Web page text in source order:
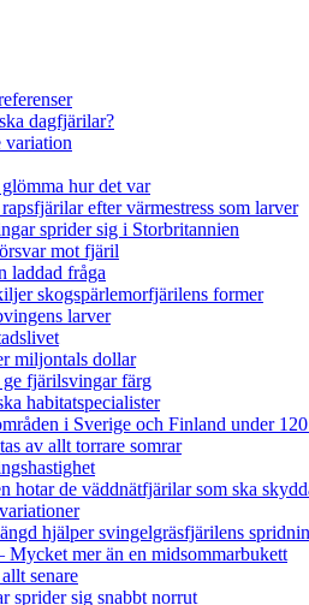
dagfjärilar?
variation
hur det var
efter värmestress som larver
sprider sig i Storbritannien
mot fjäril
laddad fråga
skogspärlemorfjärilens former
larver
miljontals dollar
fjärilsvingar färg
habitatspecialister
i Sverige och Finland under
av allt torrare somrar
hotar de väddnätfjärilar som ska
hjälper svingelgräsfjärilens
Mycket mer än en midsommarbukett
senare
sprider sig snabbt norrut